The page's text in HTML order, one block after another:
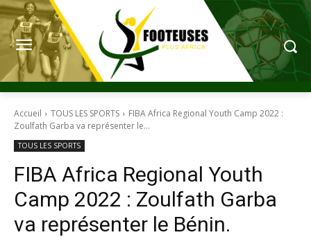
Accueil TOUS LES SPORTS
FIBA Africa Regional Youth Camp 2022 :
Zoulfath Garba va représenter le...
TOUS LES SPORTS
FIBA Africa Regional Youth
Camp 2022 : Zoulfath Garba
va représenter le Bénin.